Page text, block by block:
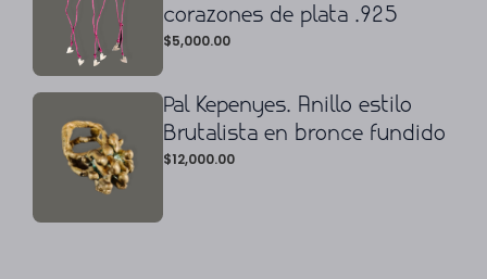
corazones de plata .925
$5,000.00
Pal Kepenyes. Anillo estilo
Brutalista en bronce fundido
$12,000.00